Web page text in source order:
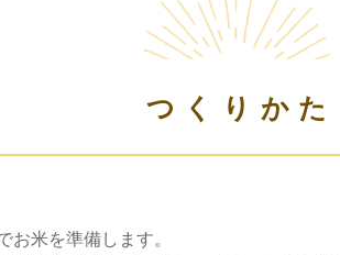
つくりかた
お米を準備します。